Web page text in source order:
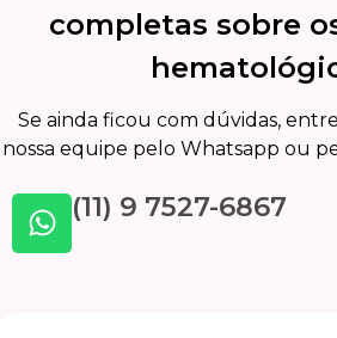
completas sobre
Se ainda ficou com dúvidas,
nossa equipe pelo Whatsapp ou
(11) 9 7527-6867